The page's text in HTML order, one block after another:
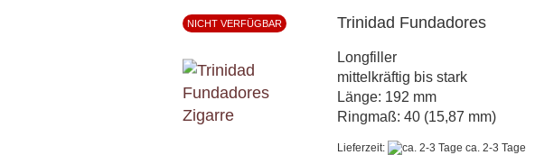
NICHT VERFÜGBAR Trinidad Fundadores
Longfiller
mittelkräftig bis stark
Länge: 192 mm
Ringmaß: 40 (15,87 mm)
Lieferzeit: ca. 2-3 Tage